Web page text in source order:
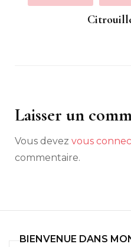
Laisser un
Vous devez vous
commentaire.
BIENVENUE DANS